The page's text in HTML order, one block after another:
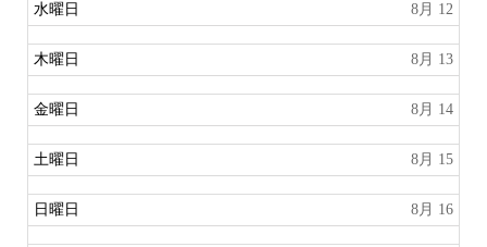
水曜日 8月 12
木曜日 8月 13
金曜日 8月 14
土曜日 8月 15
日曜日 8月 16